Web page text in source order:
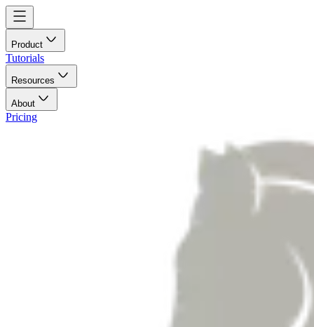
Product
Tutorials
Resources
About
Pricing